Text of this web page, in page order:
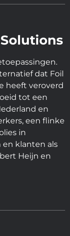
dat Foil
heeft veroverd
tot een
en
een flinke
in
klanten als
Heijn en